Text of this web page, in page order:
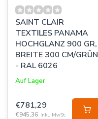
SAINT CLAIR
TEXTILES PANAMA
HOCHGLANZ 900 GR,
BREITE 300 CM/GRÜN
- RAL 6026
Auf Lager
€781,29
€945,36 Inkl. MwSt.